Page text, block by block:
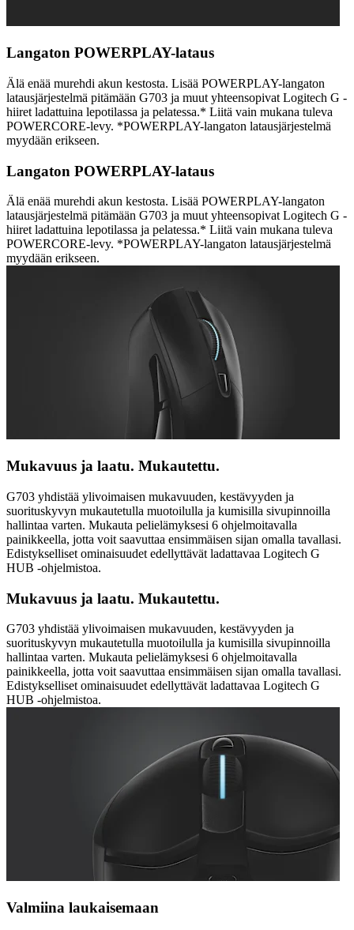
Langaton POWERPLAY-lataus
Älä enää murehdi akun kestosta. Lisää POWERPLAY-langaton
latausjärjestelmä pitämään G703 ja muut yhteensopivat Logitech G -
hiiret ladattuina lepotilassa ja pelatessa.* Liitä vain mukana tuleva
POWERCORE-levy. *POWERPLAY-langaton latausjärjestelmä
myydään erikseen.
Langaton POWERPLAY-lataus
Älä enää murehdi akun kestosta. Lisää POWERPLAY-langaton
latausjärjestelmä pitämään G703 ja muut yhteensopivat Logitech G -
hiiret ladattuina lepotilassa ja pelatessa.* Liitä vain mukana tuleva
POWERCORE-levy. *POWERPLAY-langaton latausjärjestelmä
myydään erikseen.
Mukavuus ja laatu. Mukautettu.
G703 yhdistää ylivoimaisen mukavuuden, kestävyyden ja
suorituskyvyn mukautetulla muotoilulla ja kumisilla sivupinnoilla
hallintaa varten. Mukauta pelielämyksesi 6 ohjelmoitavalla
painikkeella, jotta voit saavuttaa ensimmäisen sijan omalla tavallasi.
Edistykselliset ominaisuudet edellyttävät ladattavaa Logitech G
HUB -ohjelmistoa.
Mukavuus ja laatu. Mukautettu.
G703 yhdistää ylivoimaisen mukavuuden, kestävyyden ja
suorituskyvyn mukautetulla muotoilulla ja kumisilla sivupinnoilla
hallintaa varten. Mukauta pelielämyksesi 6 ohjelmoitavalla
painikkeella, jotta voit saavuttaa ensimmäisen sijan omalla tavallasi.
Edistykselliset ominaisuudet edellyttävät ladattavaa Logitech G
HUB -ohjelmistoa.
Valmiina laukaisemaan